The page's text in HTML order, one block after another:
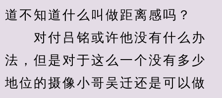
道不知道什么叫做距离感吗？
对付吕铭或许他没有什么办
法，但是对于这么一个没有多少
地位的摄像小哥吴迁还是可以做